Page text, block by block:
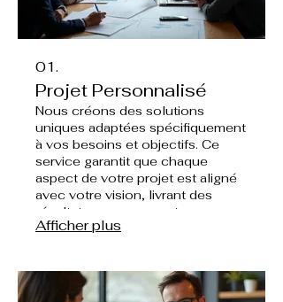
01.
Projet Personnalisé
Nous créons des solutions
uniques adaptées spécifiquement
à vos besoins et objectifs. Ce
service garantit que chaque
aspect de votre projet est aligné
avec votre vision, livrant des
résultats sur mesure et
impactants. Collaborez avec nous
exceptionnelles.
Afficher plus